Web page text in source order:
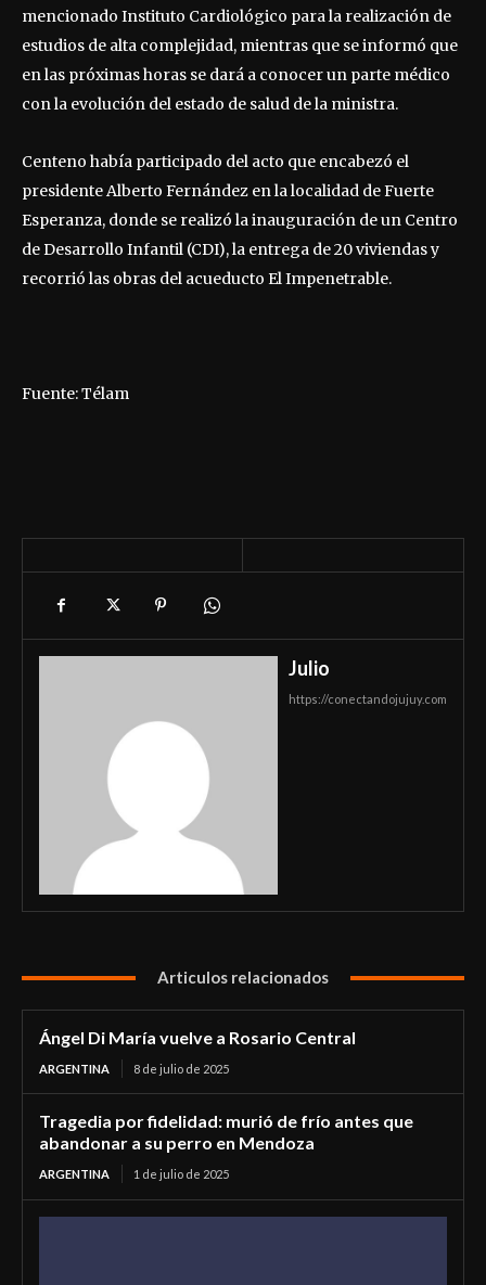
mencionado Instituto Cardiológico para la realización de
estudios de alta complejidad, mientras que se informó que
en las próximas horas se dará a conocer un parte médico
con la evolución del estado de salud de la ministra.
Centeno había participado del acto que encabezó el
presidente Alberto Fernández en la localidad de Fuerte
Esperanza, donde se realizó la inauguración de un Centro
de Desarrollo Infantil (CDI), la entrega de 20 viviendas y
recorrió las obras del acueducto El Impenetrable.
Fuente: Télam
Julio
https://conectandojujuy.com
Articulos relacionados
Ángel Di María vuelve a Rosario Central
ARGENTINA 8 de julio de 2025
Tragedia por fidelidad: murió de frío antes que
abandonar a su perro en Mendoza
ARGENTINA 1 de julio de 2025